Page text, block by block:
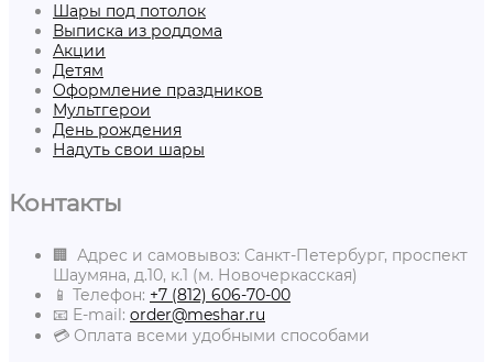
Шары под потолок
Выписка из роддома
Акции
Детям
Оформление праздников
Мультгерои
День рождения
Надуть свои шары
Контакты
🏢 Адрес и самовывоз: Санкт-Петербург, проспект
Шаумяна, д.10, к.1 (м. Новочеркасская)
📱 Телефон: +7 (812) 606-70-00
📧 E-mail: order@meshar.ru
💳 Оплата всеми удобными способами